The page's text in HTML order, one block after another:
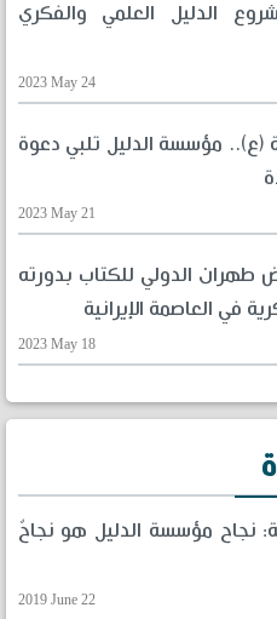
الدليل العلمي والفكري
2023 May 24
(ع).. مؤسسة الدليل تلبي دعوة
2023 May 21
الدولي للكتاب بدورته
2023 May 18
نجاح مؤسسة الدليل هو نجاحٌ
2019 June 22